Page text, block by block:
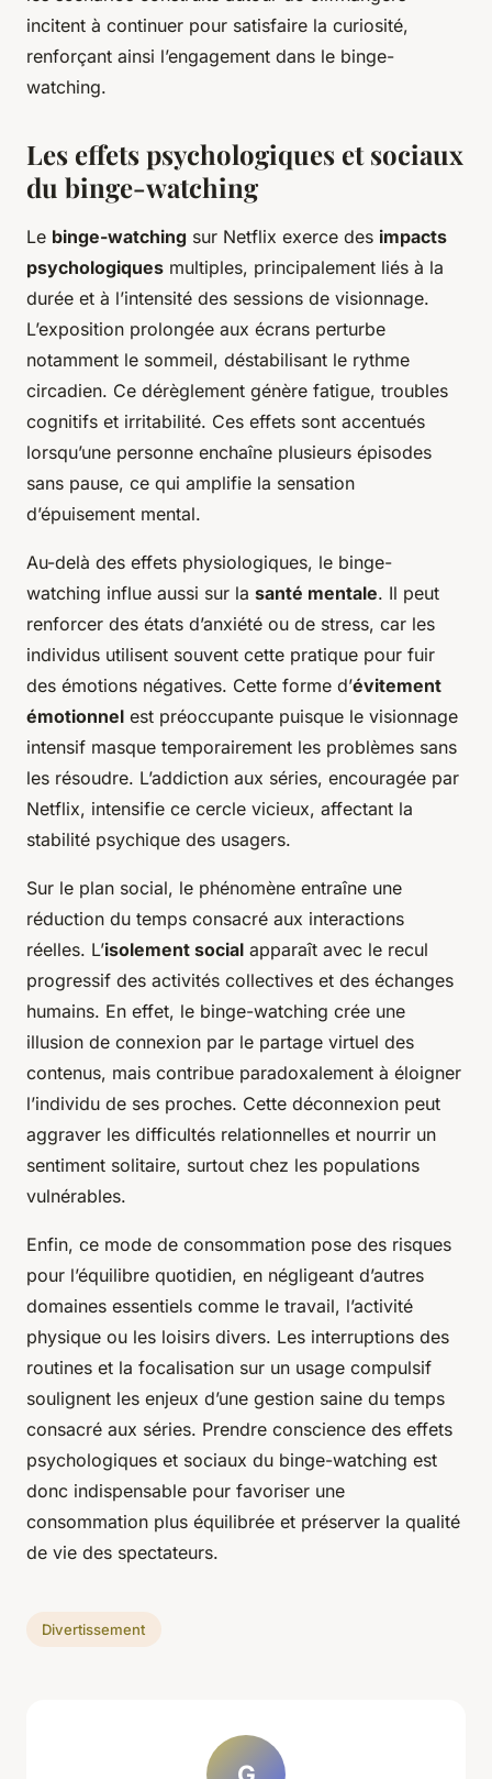
incitent à continuer pour satisfaire la curiosité,
renforçant ainsi l’engagement dans le binge-
watching.
Les effets psychologiques et sociaux
du binge-watching
Le binge-watching sur Netflix exerce des impacts
psychologiques multiples, principalement liés à la
durée et à l’intensité des sessions de visionnage.
L’exposition prolongée aux écrans perturbe
notamment le sommeil, déstabilisant le rythme
circadien. Ce dérèglement génère fatigue, troubles
cognitifs et irritabilité. Ces effets sont accentués
lorsqu’une personne enchaîne plusieurs épisodes
sans pause, ce qui amplifie la sensation
d’épuisement mental.
Au-delà des effets physiologiques, le binge-
watching influe aussi sur la santé mentale. Il peut
renforcer des états d’anxiété ou de stress, car les
individus utilisent souvent cette pratique pour fuir
des émotions négatives. Cette forme d’évitement
émotionnel est préoccupante puisque le visionnage
intensif masque temporairement les problèmes sans
les résoudre. L’addiction aux séries, encouragée par
Netflix, intensifie ce cercle vicieux, affectant la
stabilité psychique des usagers.
Sur le plan social, le phénomène entraîne une
réduction du temps consacré aux interactions
réelles. L’isolement social apparaît avec le recul
progressif des activités collectives et des échanges
humains. En effet, le binge-watching crée une
illusion de connexion par le partage virtuel des
contenus, mais contribue paradoxalement à éloigner
l’individu de ses proches. Cette déconnexion peut
aggraver les difficultés relationnelles et nourrir un
sentiment solitaire, surtout chez les populations
vulnérables.
Enfin, ce mode de consommation pose des risques
pour l’équilibre quotidien, en négligeant d’autres
domaines essentiels comme le travail, l’activité
physique ou les loisirs divers. Les interruptions des
routines et la focalisation sur un usage compulsif
soulignent les enjeux d’une gestion saine du temps
consacré aux séries. Prendre conscience des effets
psychologiques et sociaux du binge-watching est
donc indispensable pour favoriser une
consommation plus équilibrée et préserver la qualité
de vie des spectateurs.
Divertissement